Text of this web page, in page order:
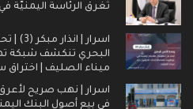
تُغرق الرئاسة اليمنيّة
اسرار |
البحري تنكشف شبكة
ميناء الصليف | اختراق
اسرار | نهب صريح
في بيع أصول البنك